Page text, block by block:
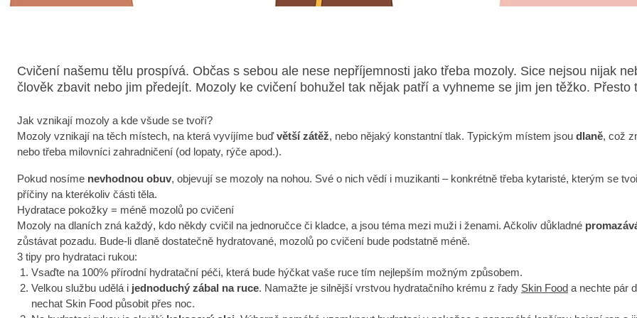
Cvičení našemu tělu prospívá. Občas s sebou ale nese nepříjemnosti jako třeba mozoly. Sice nejsou nijak
člověk zbavit nebo jim předejít. Mozoly ke cvičení bohužel tak nějak patří a vyhneme se jim jen těžko. Přesto
Jak vznikají mozoly a kde všude se tvoří?
Mozoly vznikají na těch místech, na která vyvíjíme buďvětší zátěž, nebo nějaký konstantní tlak. Typickým místem jsou dlaně, což
nebo třeba milovníci zahradničení (od lopaty, rýče apod.).
Pokud nosíme nevhodnou obuv, objevují se mozoly na nohou. Své o nich vědí i muzikanti – konkrétně třeba kytaristé, kterým se
příčiny na kterékoliv části těla.
Hydratace pokožky = méně mozolů po cvičení
Mozoly na dlaních zná každý, kdo někdy cvičil na jednoručce či kladce, a jsou téma mezi muži i ženami. Ačkoliv důkladné
zůstávat pozadu. Bude-li dlaně dostatečně hydratované, mozolů po cvičení bude podstatně méně.
3 tipy pro hydrataci rukou:
Vsaďte na 100% přírodní hydratační péči, která bude hýčkat vaše ruce tím nejlepším možným způsobem.
Velkou službu udělá i jednoduchý zábal na ruce. Namažte je silnější vrstvou hydratačního krému z řady Skin Food a nechte pár
nechat Skin Food působit přes noc.